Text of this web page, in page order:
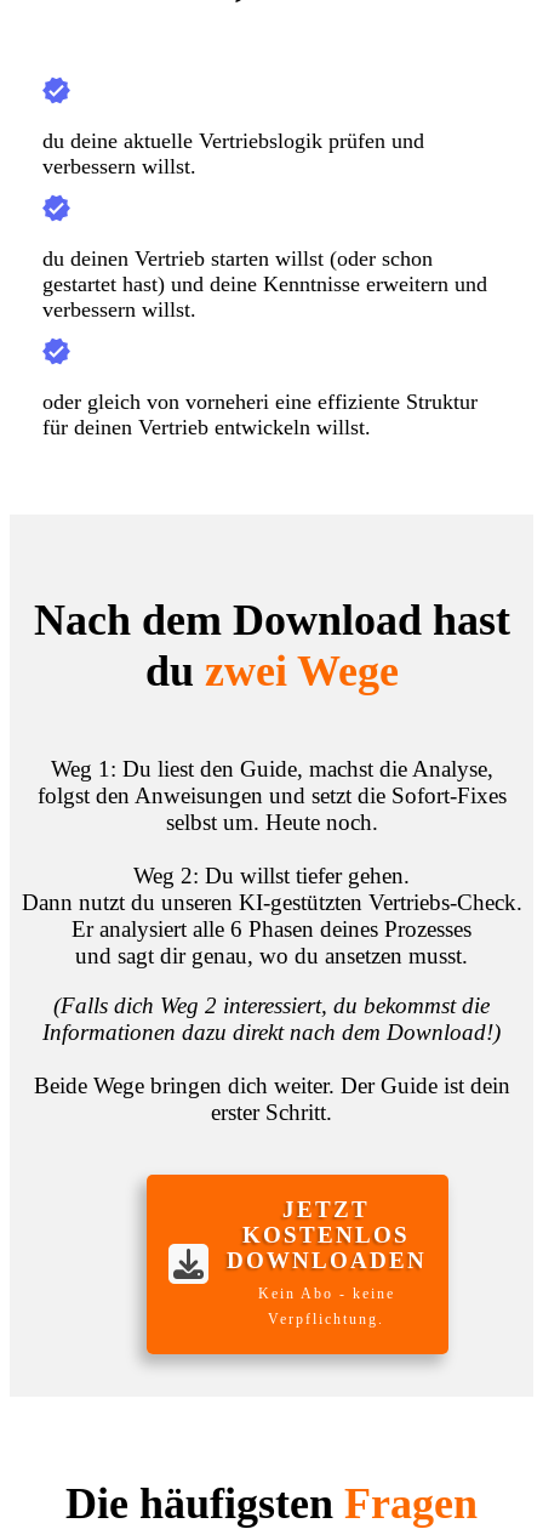
du deine aktuelle Vertriebslogik prüfen und
verbessern willst.
du deinen Vertrieb starten willst (oder schon
gestartet hast) und deine Kenntnisse erweitern und
verbessern willst.
oder gleich von vorneheri eine effiziente Struktur
für deinen Vertrieb entwickeln willst.
Nach dem Download hast
du zwei Wege
Weg 1: Du liest den Guide, machst die Analyse,
folgst den Anweisungen und setzt die Sofort-Fixes
selbst um. Heute noch.
Weg 2: Du willst tiefer gehen.
Dann nutzt du unseren KI-gestützten Vertriebs-Check.
Er analysiert alle 6 Phasen deines Prozesses
und sagt dir genau, wo du ansetzen musst.
(Falls dich Weg 2 interessiert, du bekommst die
Informationen dazu direkt nach dem Download!)
Beide Wege bringen dich weiter. Der Guide ist dein
erster Schritt.
JETZT
KOSTENLOS
DOWNLOADEN
Kein Abo - keine
Verpflichtung.
Die häufigsten Fragen